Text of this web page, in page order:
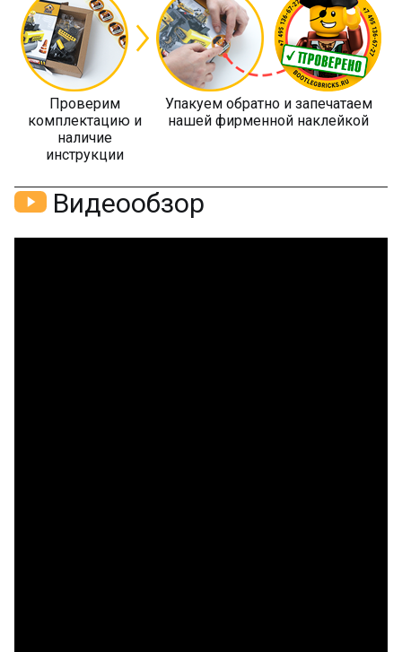
Проверим
комплектацию и
наличие
инструкции
Упакуем обратно и запечатаем
нашей фирменной наклейкой
Видеообзор